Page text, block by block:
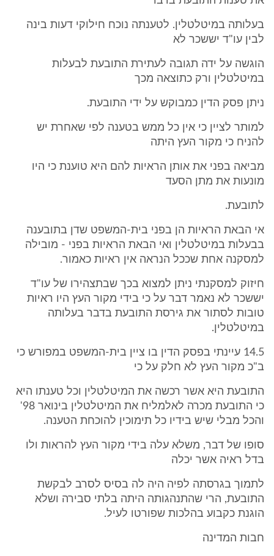
בעלותה במיטלטלין. לטענתה נוכח חילוקי דעות בינה
לבין עו"ד יששכר לא
הוגשה על ידה תגובה לעתירת התובעת לבעלות
במיטלטלין ורק כתוצאה מכך
ניתן פסק הדין כמבוקש על ידי התובעת.
למותר לציין כי אין כל ממש בטענה לפי שאחרת יש
להניח כי מקור העץ היתה
מביאה בפני את אותן הראיות להם היא טוענת כי היו
מונעות את מתן הסעד
לתובעת.
אי הבאת הראיות הן בפני בית-המשפט שדן בתובענה
בבעלות במיטלטלין ואי הבאת הראיות בפני - מובילה
למסקנה אחת שככל הנראה אין ראיות כאמור.
חיזוק למסקנתי ניתן למצוא בכך שבתצהירו של עו"ד
יששכר לא נאמר דבר על כי בידי מקור העץ היו ראיות
טובות לסתור את גירסת התובעת בדבר בעלותה
במיטלטלין.
14.5 עיינתי בפסק הדין בו ציין בית-המשפט במפורש כי
ב"כ מקור העץ לא חלק על כי
התובעת היא אשר רכשה את המיטלטלין וכל טענתו היא
כי התובעת מכרה לאלמליח את המיטלטלין בינואר 98'
והכל מבלי שיש בידיו כל תימוכין להוכחת הטענה.
סופו של דבר, משלא עלה בידי מקור העץ להראות ולו
בדל ראיה אשר יכלה
לתמוך בגרסתה לפיה היה לה בסיס לסרב לבקשת
התובעת, הרי שהתנהגותה היתה בלתי סבירה ושלא
הוגנת כקבוע בהלכות שפורטו לעיל.
חבות המדינה